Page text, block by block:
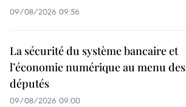
09/08/2026 09:56
La sécurité du système bancaire et
l’économie numérique au menu des
députés
09/08/2026 09:00